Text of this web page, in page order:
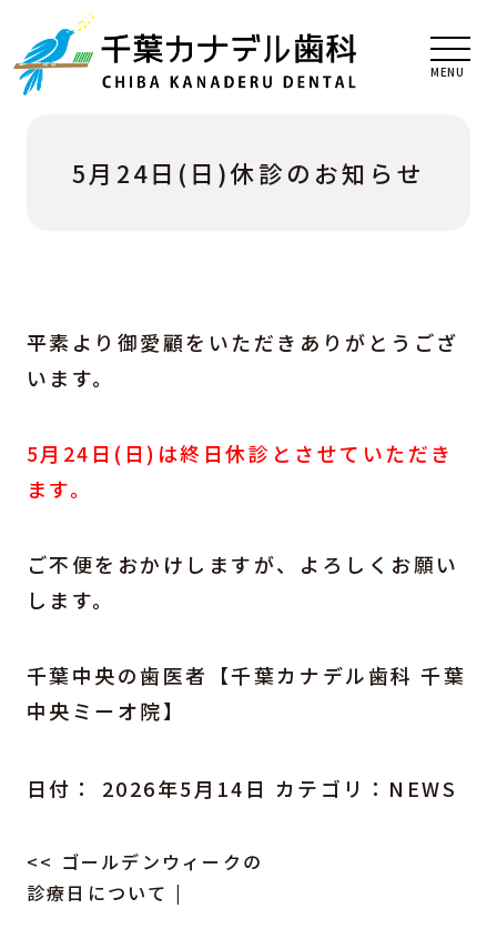
5月24日(日)休診のお知らせ
平素より御愛顧をいただきありがとうござ
います。
5月24日(日)は終日休診とさせていただき
ます。
ご不便をおかけしますが、よろしくお願い
します。
千葉中央の歯医者【千葉カナデル歯科 千葉
中央ミーオ院】
日付： 2026年5月14日 カテゴリ： NEWS
<< ゴールデンウィークの
診療日について |